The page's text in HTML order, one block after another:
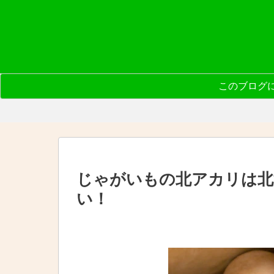
このブログ
じゃがいもの北アカリは
い！